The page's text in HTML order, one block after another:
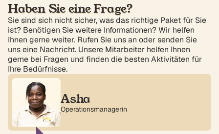
Haben Sie eine Frage?
Sie sind sich nicht sicher, was das richtige Paket für Sie
ist? Benötigen Sie weitere Informationen? Wir helfen
Ihnen gerne weiter. Rufen Sie uns an oder senden Sie
uns eine Nachricht. Unsere Mitarbeiter helfen Ihnen
gerne bei Fragen und finden die besten Aktivitäten für
Ihre Bedürfnisse.
Asha
Operationsmanagerin